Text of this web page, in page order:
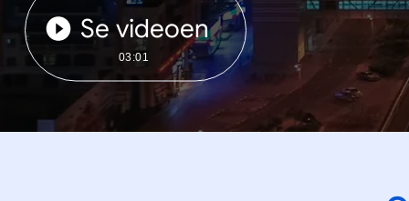
Se videoen
03:01